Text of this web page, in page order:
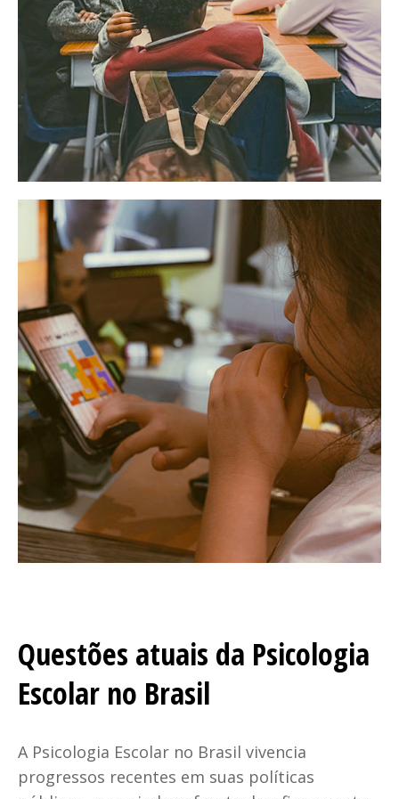
Questões atuais da Psicologia
Escolar no Brasil
A Psicologia Escolar no Brasil vivencia
progressos recentes em suas políticas